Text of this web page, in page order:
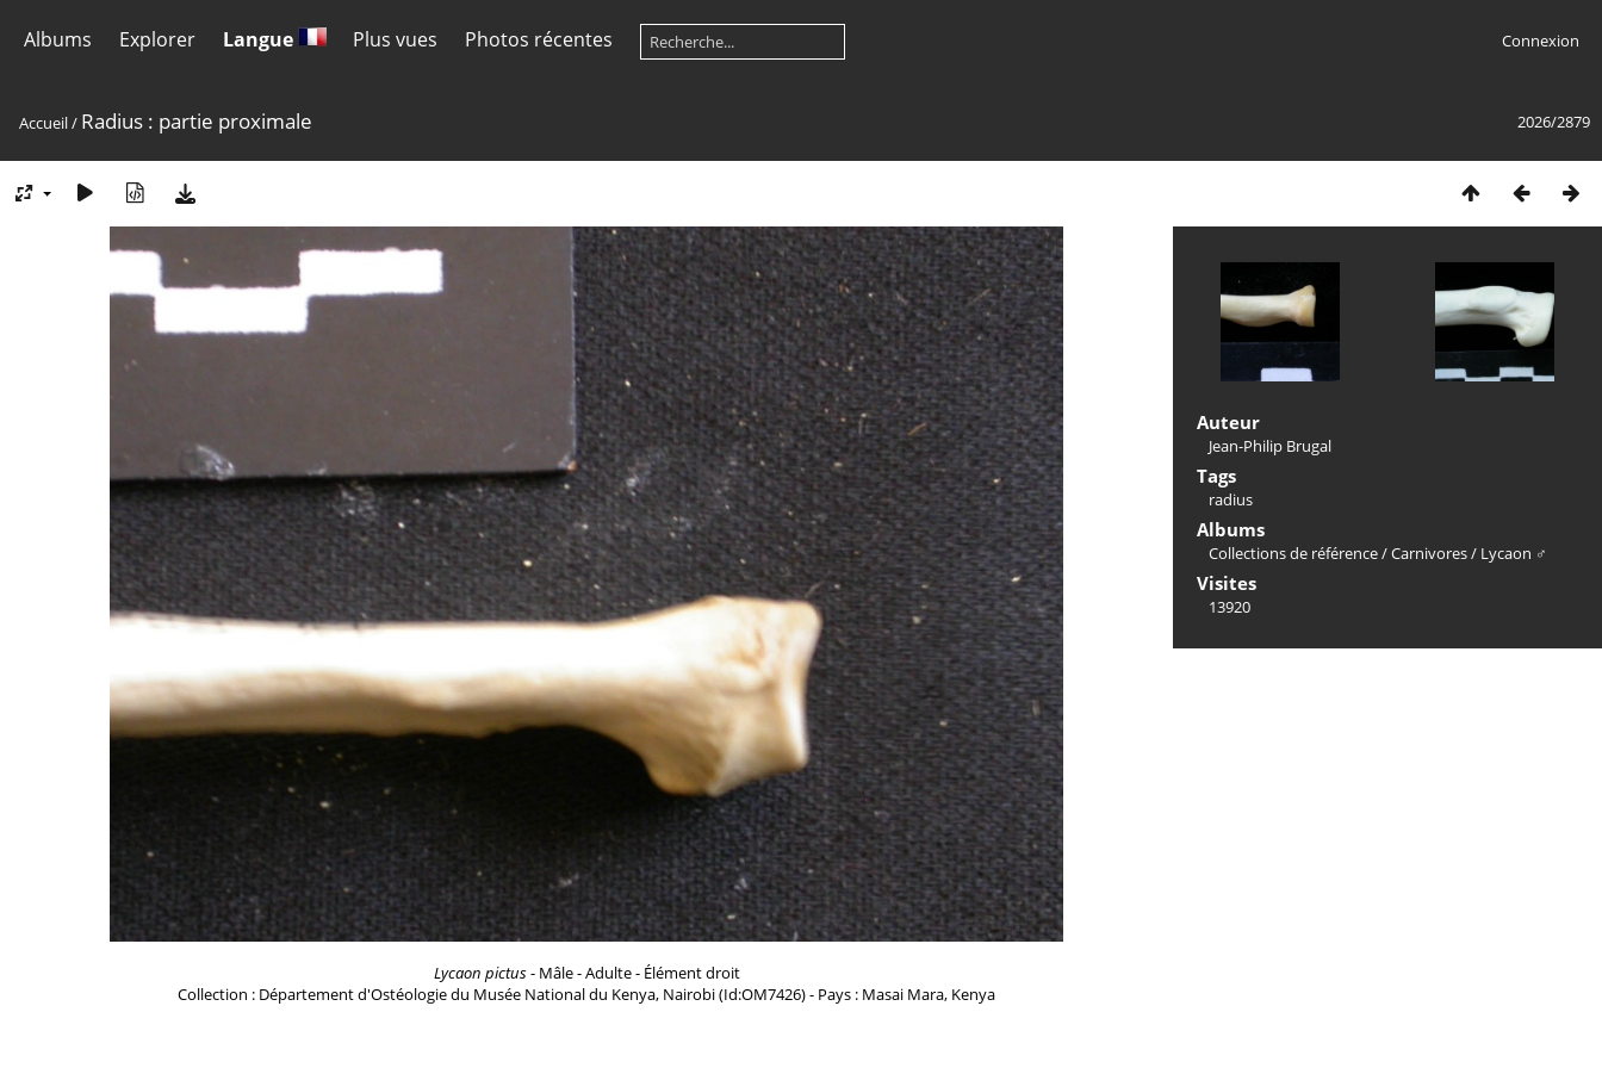
Albums Explorer Langue Plus vues Photos récentes Connexion
2026/2879
Accueil/ Radius : partie proximale
Lycaon pictus- Mâle - Adulte - Élément droit
Collection : Département d'Ostéologie du Musée National du Kenya, Nairobi (Id:OM7426) - Pays : Masai Mara, Kenya
Auteur
Jean-Philip Brugal
Tags
radius
Albums
Collections de référence/Carnivores/ Lycaon ♂
Visites
13920